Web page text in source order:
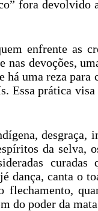
fora
enfrente as
nas devoções,
há uma reza
Essa prática
desgraça,
da selva,
dança, canta o
do poder da